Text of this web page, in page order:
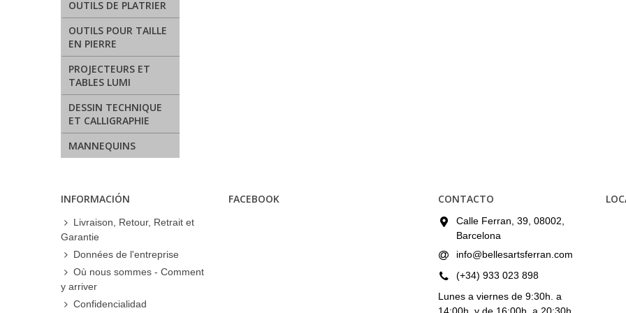
OUTILS DE PLATRIER
OUTILS POUR TAILLE
EN PIERRE
PROJECTEURS ET
TABLES LUMI
DESSIN TECHNIQUE
ET CALLIGRAPHIE
MANNEQUINS
INFORMACIÓN
Livraison, Retour, Retrait et
Garantie
Données de l'entreprise
Où nous sommes - Comment
y arriver
Confidencialidad
FACEBOOK CONTACTO
Calle Ferran, 39, 08002,
Barcelona
info@bellesartsferran.com
(+34) 933 023 898
Lunes a viernes de 9:30h. a